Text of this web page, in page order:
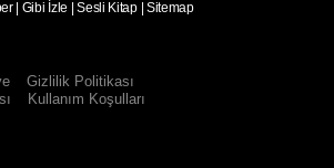
| Gibi İzle |Sesli Kitap| Sitemap
Gizlilik Politikası
Kullanım Koşulları